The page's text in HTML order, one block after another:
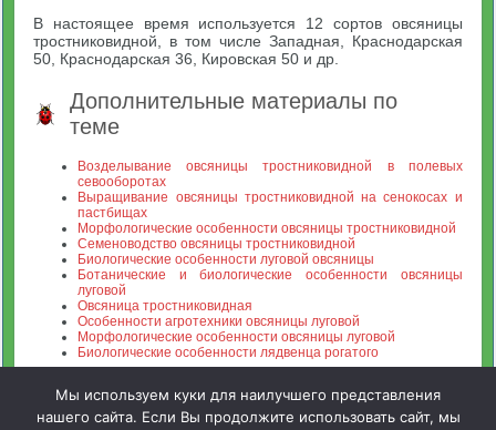
В настоящее время используется 12 сортов овсяницы
тростниковидной, в том числе Западная, Краснодарская
50, Краснодарская 36, Кировская 50 и др.
Дополнительные материалы по
теме
Возделывание овсяницы тростниковидной в полевых
севооборотах
Выращивание овсяницы тростниковидной на сенокосах и
пастбищах
Морфологические особенности овсяницы тростниковидной
Семеноводство овсяницы тростниковидной
Биологические особенности луговой овсяницы
Ботанические и биологические особенности овсяницы
луговой
Овсяница тростниковидная
Особенности агротехники овсяницы луговой
Морфологические особенности овсяницы луговой
Биологические особенности лядвенца рогатого
Мы используем куки для наилучшего представления
нашего сайта. Если Вы продолжите использовать сайт, мы